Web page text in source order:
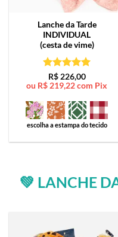
Lanche da Tarde
INDIVIDUAL
(cesta de vime)
Avaliação5
de 5
R$226,00
ou R$ 219,22com Pix
escolha a estampa do tecido
💚 LANCHE